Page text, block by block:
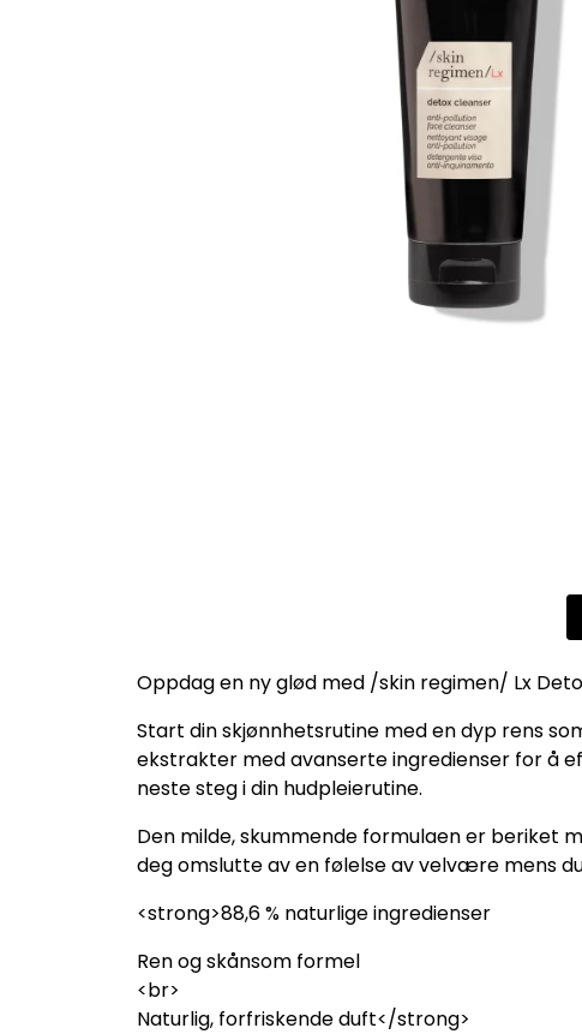
Oppdag en ny glød med /skin regimen/ Lx
Start din skjønnhetsrutine med en dyp rens
ekstrakter med avanserte ingredienser for å
neste steg i din hudpleierutine.
Den milde, skummende formulaen er beriket
deg omslutte av en følelse av velvære mens
<strong>88,6 % naturlige ingredienser
Ren og skånsom formel
<br>
Naturlig, forfriskende duft</strong>